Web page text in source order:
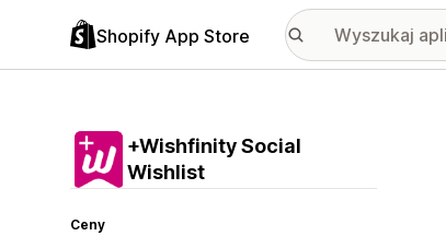
Shopify App Store
+Wishfinity Social
Wishlist
Ceny